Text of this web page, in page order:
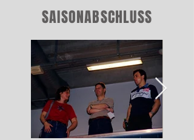
SAISONABSCHLUSS